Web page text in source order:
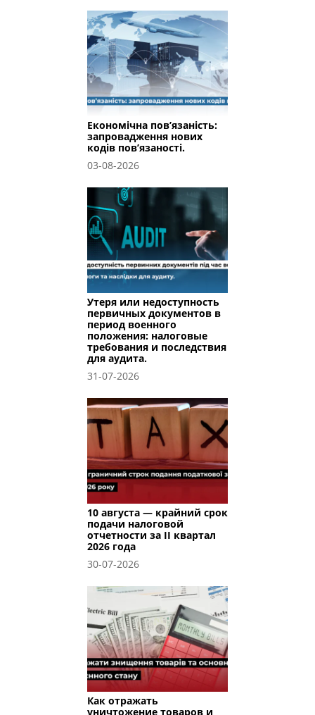
Економічна пов’язаність:
запровадження нових
кодів пов’язаності.
03-08-2026
Утеря или недоступность
первичных документов в
период военного
положения: налоговые
требования и последствия
для аудита.
31-07-2026
10 августа — крайний срок
подачи налоговой
отчетности за II квартал
2026 года
30-07-2026
Как отражать
уничтожение товаров и